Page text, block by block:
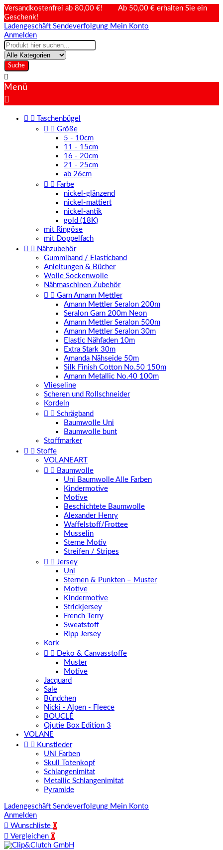
Versandkostenfrei ab 80,00 €! Ab 50,00 € erhalten Sie ein
Geschenk!
Ladengeschäft Sendeverfolgung Mein Konto
Anmelden
Suche

Menü

 
Taschenbügel
  Größe
5 - 10cm
11 - 15cm
16 - 20cm
21 - 25cm
ab 26cm
  Farbe
nickel-glänzend
nickel-mattiert
nickel-antik
gold (18K)
mit Ringöse
mit Doppelfach
  Nähzubehör
Gummiband / Elasticband
Anleitungen & Bücher
Wolle Sockenwolle
Nähmaschinen Zubehör
  Garn Amann Mettler
Amann Mettler Seralon 200m
Seralon Garn 200m Neon
Amann Mettler Seralon 500m
Amann Mettler Seralon 30m
Elastic Nähfaden 10m
Extra Stark 30m
Amanda Nähseide 50m
Silk Finish Cotton No.50 150m
Amann Metallic No.40 100m
Vlieseline
Scheren und Rollschneider
Kordeln
  Schrägband
Baumwolle Uni
Baumwolle bunt
Stoffmarker
  Stoffe
VOLANEART
  Baumwolle
Uni Baumwolle Alle Farben
Kindermotive
Motive
Beschichtete Baumwolle
Alexander Henry
Waffelstoff/Frottee
Musselin
Sterne Motiv
Streifen / Stripes
  Jersey
Uni
Sternen & Punkten – Muster
Motive
Kindermotive
Strickjersey
French Terry
Sweatstoff
Ripp Jersey
Kork
  Deko & Canvasstoffe
Muster
Motive
Jacquard
Sale
Bündchen
Nicki - Alpen - Fleece
BOUCLÉ
Qjutie Box Edition 3
VOLANE
  Kunstleder
UNI Farben
Skull Totenkopf
Schlangenimitat
Metallic Schlangenimitat
Pyramide
Ladengeschäft Sendeverfolgung Mein Konto
Anmelden
 Wunschliste 0
 Vergleichen 0